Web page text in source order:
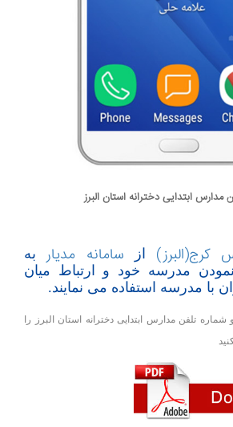
ابتدایی دخترانه استان البرز
کرج(البرز) از سامانه مدیار به
مدرسه خود و ارتباط میان
با مدرسه استفاده می نمایند.
تلفن مدارس ابتدایی دخترانه استان البرز را